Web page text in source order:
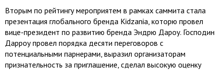
Вторым по рейтингу мероприятем в рамках саммита стала
презентация глобального бренда Kidzania, которю провел
вице-президент по развитию бренда Эндрю Дароу. Господин
Дарроу провел порядка десяти переговоров с
потенциальными парнерами, выразил организаторам
признательность за приглашение, сделал высокую оценку